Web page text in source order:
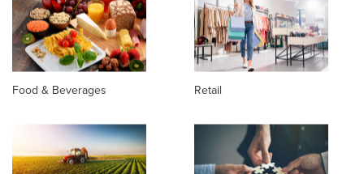
Food & Beverages Retail